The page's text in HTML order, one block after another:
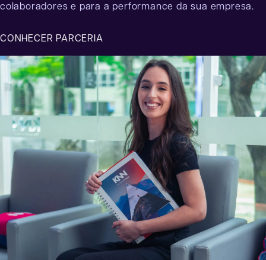
colaboradores e para a performance da sua empresa.
CONHECER PARCERIA